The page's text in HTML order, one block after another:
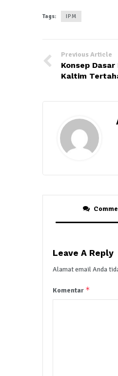
Tags: IPM
Previous Article
Konsep
Kaltim
Leave A Reply
Alamat email Anda
Komentar *